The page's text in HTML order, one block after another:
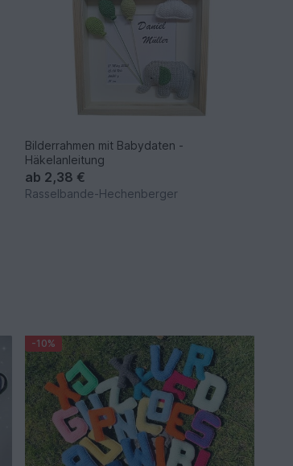
Bilderrahmen mit Babydaten -
Häkelanleitung
ab 2,38 €
Rasselbande-Hechenberger
-10%